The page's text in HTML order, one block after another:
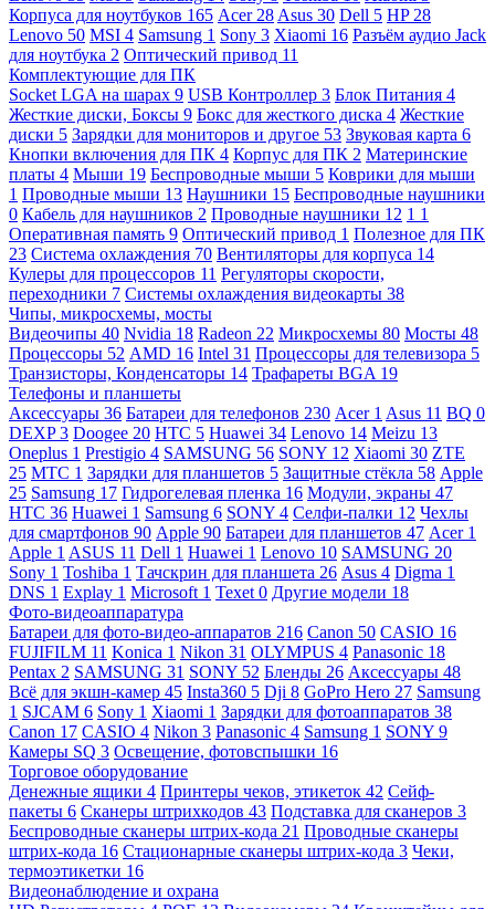
Корпуса для ноутбуков 165 Acer 28 Asus 30 Dell 5 HP 28
Lenovo 50 MSI 4 Samsung 1 Sony 3 Xiaomi 16 Разъём аудио Jack
для ноутбука 2 Оптический привод 11
Комплектующие для ПК
Socket LGA на шарах 9 USB Контроллер 3 Блок Питания 4
Жесткие диски, Боксы 9 Бокс для жесткого диска 4 Жесткие
диски 5 Зарядки для мониторов и другое 53 Звуковая карта 6
Кнопки включения для ПК 4 Корпус для ПК 2 Материнские
платы 4 Мыши 19 Беспроводные мыши 5 Коврики для мыши
1 Проводные мыши 13 Наушники 15 Беспроводные наушники
0 Кабель для наушников 2 Проводные наушники 12 1 1
Оперативная память 9 Оптический привод 1 Полезное для ПК
23 Система охлаждения 70 Вентиляторы для корпуса 14
Кулеры для процессоров 11 Регуляторы скорости,
переходники 7 Системы охлаждения видеокарты 38
Чипы, микросхемы, мосты
Видеочипы 40 Nvidia 18 Radeon 22 Микросхемы 80 Мосты 48
Процессоры 52 AMD 16 Intel 31 Процессоры для телевизора 5
Транзисторы, Конденсаторы 14 Трафареты BGA 19
Телефоны и планшеты
Аксессуары 36 Батареи для телефонов 230 Acer 1 Asus 11 BQ 0
DEXP3 Doogee 20 HTC 5 Huawei 34 Lenovo 14 Meizu 13
Oneplus 1 Prestigio 4 SAMSUNG 56 SONY 12 Xiaomi 30 ZTE
25 МТС 1 Зарядки для планшетов 5 Защитные стёкла 58 Apple
25 Samsung 17 Гидрогелевая пленка 16 Модули, экраны 47
HTC 36 Huawei 1 Samsung 6 SONY 4 Селфи-палки 12 Чехлы
для смартфонов 90 Apple 90 Батареи для планшетов 47 Acer 1
Apple 1 ASUS 11 Dell 1 Huawei 1 Lenovo 10 SAMSUNG 20
Sony 1 Toshiba 1 Тачскрин для планшета 26 Asus 4 Digma 1
DNS 1 Explay 1 Microsoft 1 Texet 0 Другие модели 18
Фото-видеоаппаратура
Батареи для фото-видео-аппаратов 216 Canon 50 CASIO 16
FUJIFILM 11 Konica 1 Nikon 31 OLYMPUS 4 Panasonic 18
Pentax 2 SAMSUNG 31 SONY 52 Бленды 26 Аксессуары 48
Всё для экшн-камер 45 Insta360 5 Dji 8 GoPro Hero 27 Samsung
1 SJCAM 6 Sony 1 Xiaomi 1 Зарядки для фотоаппаратов 38
Canon 17 CASIO 4 Nikon 3 Panasonic 4 Samsung 1 SONY 9
Камеры SQ 3 Освещение, фотовспышки 16
Торговое оборудование
Денежные ящики 4 Принтеры чеков, этикеток 42 Сейф-
пакеты 6 Сканеры штрихкодов 43 Подставка для сканеров 3
Беспроводные сканеры штрих-кода 21 Проводные сканеры
штрих-кода 16 Стационарные сканеры штрих-кода 3 Чеки,
термоэтикетки 16
Видеонаблюдение и охрана